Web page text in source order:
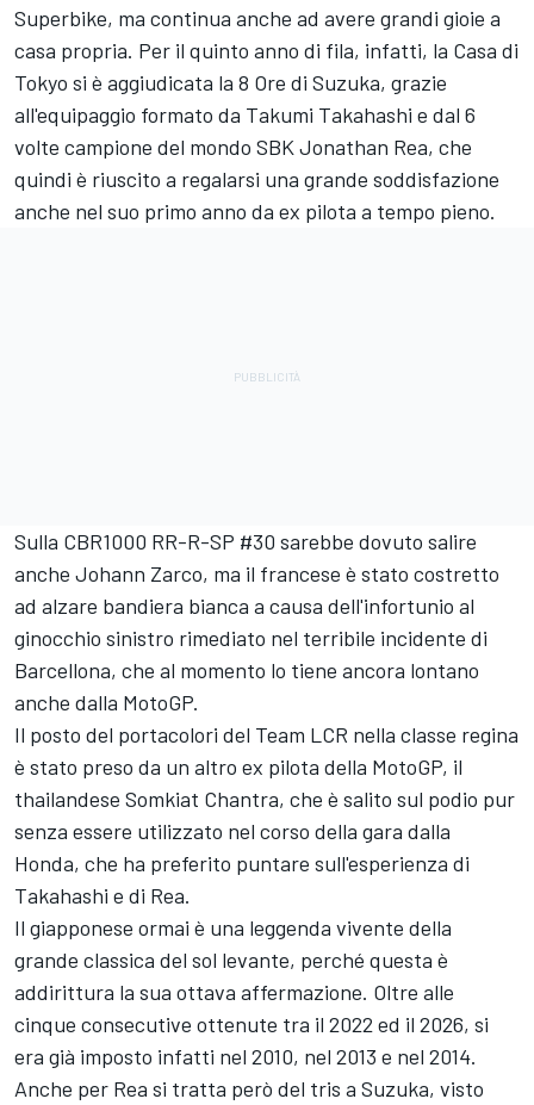
Superbike, ma continua anche ad avere grandi gioie a
casa propria. Per il quinto anno di fila, infatti, la Casa di
Tokyo si è aggiudicata la 8 Ore di Suzuka, grazie
all'equipaggio formato da Takumi Takahashi e dal 6
volte campione del mondo SBK Jonathan Rea, che
quindi è riuscito a regalarsi una grande soddisfazione
anche nel suo primo anno da ex pilota a tempo pieno.
Sulla CBR1000 RR-R-SP #30 sarebbe dovuto salire
anche Johann Zarco, ma il francese è stato costretto
ad alzare bandiera bianca a causa dell'infortunio al
ginocchio sinistro rimediato nel terribile incidente di
Barcellona, che al momento lo tiene ancora lontano
anche dalla MotoGP.
Il posto del portacolori del Team LCR nella classe regina
è stato preso da un altro ex pilota della MotoGP, il
thailandese Somkiat Chantra, che è salito sul podio pur
senza essere utilizzato nel corso della gara dalla
Honda, che ha preferito puntare sull'esperienza di
Takahashi e di Rea.
Il giapponese ormai è una leggenda vivente della
grande classica del sol levante, perché questa è
addirittura la sua ottava affermazione. Oltre alle
cinque consecutive ottenute tra il 2022 ed il 2026, si
era già imposto infatti nel 2010, nel 2013 e nel 2014.
Anche per Rea si tratta però del tris a Suzuka, visto